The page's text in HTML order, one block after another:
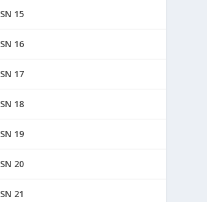
SN 15
SN 16
SN 17
SN 18
SN 19
SN 20
SN 21